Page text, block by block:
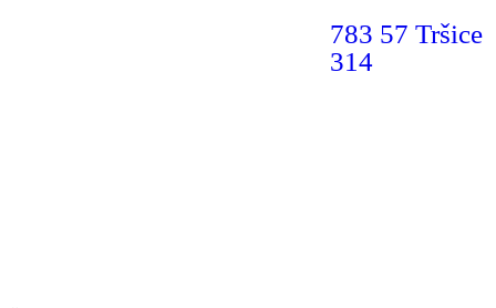
783 57 Tršice
314